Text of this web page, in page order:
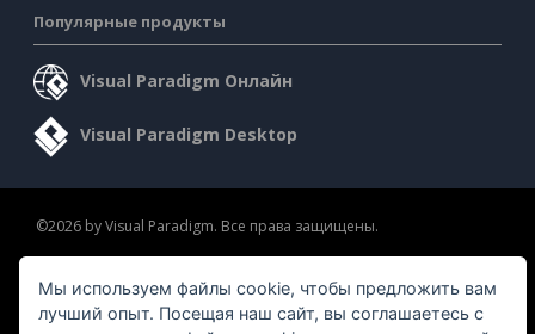
Популярные продукты
Visual Paradigm Онлайн
Visual Paradigm Desktop
©2026 by Visual Paradigm. Все права защищены.
Условия предоставления услуг
AI Policy
Политика конфиденциальности
Content Guidelines
Мы используем файлы cookie, чтобы предложить вам
лучший опыт. Посещая наш сайт, вы соглашаетесь с